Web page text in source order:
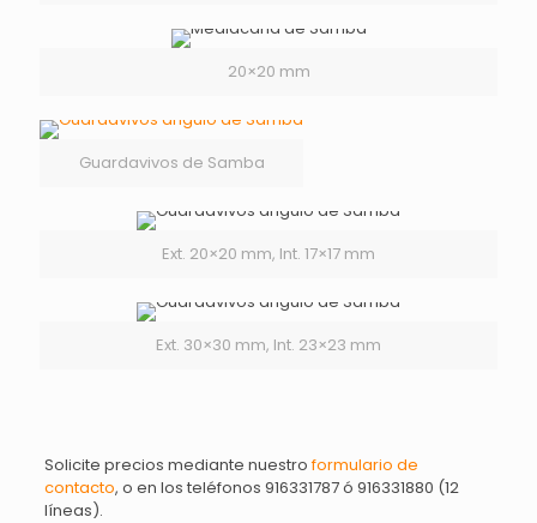
20×20 mm
Guardavivos de Samba
Ext. 20×20 mm, Int. 17×17 mm
Ext. 30×30 mm, Int. 23×23 mm
Solicite precios mediante nuestroformulario de
contacto, o en los teléfonos 916331787 ó 916331880 (12
líneas).